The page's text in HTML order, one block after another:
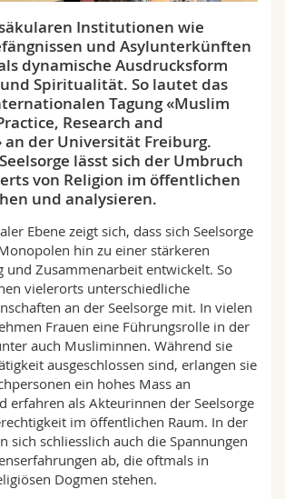
Institutionen wie
und Asylunterkünften
dynamische Ausdrucksform
Spiritualität. So lautet das
Tagung «Muslim
Research and
an der Universität Freiburg.
lässt sich der Umbruch
von Religion im öffentlichen
und analysieren.
Ebene zeigt sich, dass sich Seelsorge
hin zu einer stärkeren
und Zusammenarbeit entwickelt. So
vielerorts unterschiedliche
an der Seelsorge mit. In vielen
Frauen eine Führungsrolle in der
auch Musliminnen. Während sie
ausgeschlossen sind, erlangen sie
ein hohes Mass an
erfahren als Akteurinnen der Seelsorge
im öffentlichen Raum. In der
sich schliesslich auch die Spannungen
ab, die oftmals in
Dogmen stehen.